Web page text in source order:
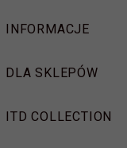
INFORMACJE
DLA SKLEPÓW
ITD COLLECTION